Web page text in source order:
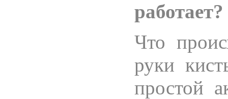
работает?
Что
руки
простой